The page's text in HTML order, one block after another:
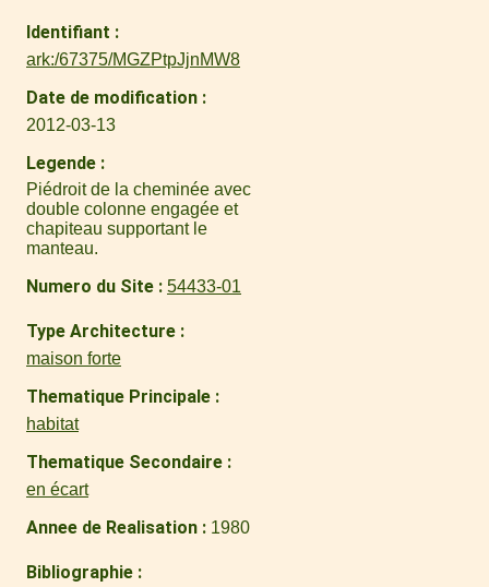
Identifiant
ark:/67375/MGZPtpJjnMW8
Date de modification
2012-03-13
Legende
Piédroit de la cheminée avec
double colonne engagée et
chapiteau supportant le
manteau.
Numero du Site 54433-01
Type Architecture
maison forte
Thematique Principale
habitat
Thematique Secondaire
en écart
Annee de Realisation 1980
Bibliographie